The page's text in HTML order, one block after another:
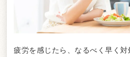
疲労を感じたら、なるべく早く